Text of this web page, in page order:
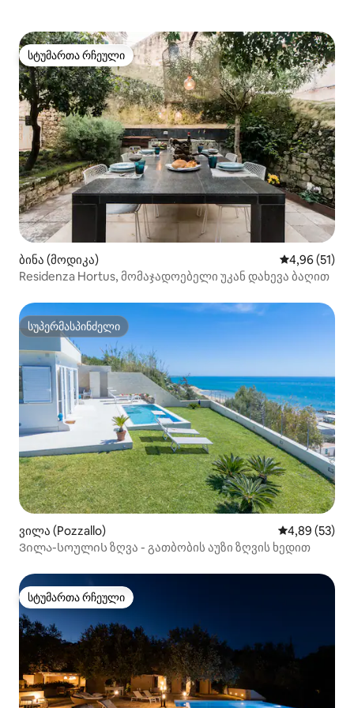
სტუმართა რჩეული
სტუმართა რჩეული
ბინა (მოდიკა) საშუალო
4,96 (51)
Residenza Hortus, მომაჯადოებელი უკან დახევა ბაღით
სუპერმასპინძელი
სუპერმასპინძელი
ვილა (Pozzallo) საშუალო
4,89 (53)
Ვილა-სოულის ზღვა - გათბობის აუზი ზღვის ხედით
სტუმართა რჩეული
სტუმართა რჩეული